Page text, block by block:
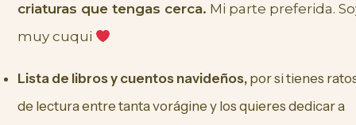
criaturas que tengas cerca. Mi parte preferida.
muy cuqui
Lista de libros y cuentos navideños, por si tienes
de lectura entre tanta vorágine y los quieres dedicar a